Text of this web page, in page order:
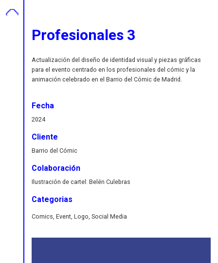
Profesionales 3
Actualización del diseño de identidad visual y piezas gráficas
para el evento centrado en los profesionales del cómic y la
animación celebrado en el Barrio del Cómic de Madrid.
Fecha
2024
Cliente
Barrio del Cómic
Colaboración
Ilustración de cartel: Belén Culebras
Categorias
Comics, Event, Logo, Social Media